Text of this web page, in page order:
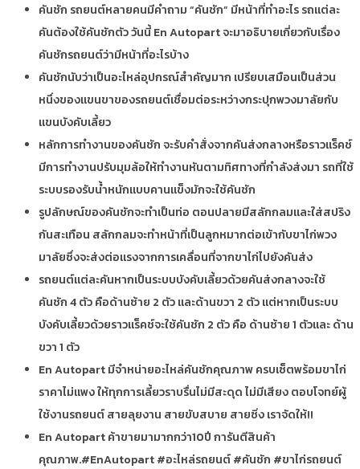
คันชัก รถยนต์หลายคนมีคำถาม “คันชัก” มีหน้าที่ทำอะไร รถแต่ละ
คันต้องใช้คันชักตัว วันนี้ En Autopart จะมาอธิบายเกี่ยวกับเรื่อง
คันชักรถยนต์ว่ามีหน้าที่อะไรบ้าง
คันชักนับว่าเป็นอะไหล่อุปกรณ์สำคัญมาก เปรียบเสมือนเป็นส่วน
หนึ่งของแขนขาของรถยนต์เชื่อมต่อระหว่างกระปุกพวงมาลัยกับ
แขนบังคับเลี้ยว
หลักการทำงานของคันชัก จะรับคำสั่งจากคันส่งกลางหรือราวแร็คช์
มีการทำงานปรับมุมล้อให้ทำงานหันตามทิศทางที่กำลังส่งมา รถที่ใช้
ระบบรองรับน้ำหนักแบบคานแข็งมักจะใช้คันชัก
รูปลักษณ์ของคันชักจะทำเป็นท่อ ตอนปลายมีสลักกลมและใส่สปริง
กันสะเทือน สลักกลมจะทำหน้าที่เป็นลูกหมากต่อเข้ากับขาไก่พวง
มาลัยซึ่งจะส่งต่อแรงจากการเคลื่อนที่จากขาไก่ไปยังคันส่ง
รถยนต์แต่ละคันหากเป็นระบบบังคับเลี้ยวด้วยคันส่งกลางจะใช้
คันชัก 4 ตัว คือด้านซ้าย 2 ตัว และด้านขวา 2 ตัว แต่หากเป็นระบบ
บังคับเลี้ยวด้วยราวแร็คช์จะใช้คันชัก 2 ตัว คือ ด้านซ้าย 1 ตัวและ ด้าน
ขวา 1 ตัว
En Autopart มีจำหน่ายอะไหล่คันชักคุณภาพ ครบเซ็ตพร้อมขาไก่
ราคาไม่แพง ให้ทุกการเลี้ยวราบรื่นไม่มีสะดุด ไม่มีเสียง ตอบโจทย์ผู้
ใช้งานรถยนต์ สายลุยงาน สายขับสบาย สายซิ่ง เราจัดให้!!
En Autopart ค้าขายมามากกว่า10ปี การันตีสินค้า
คุณภาพ.#EnAutopart #อะไหล่รถยนต์ #คันชัก #ขาไก่รถยนต์